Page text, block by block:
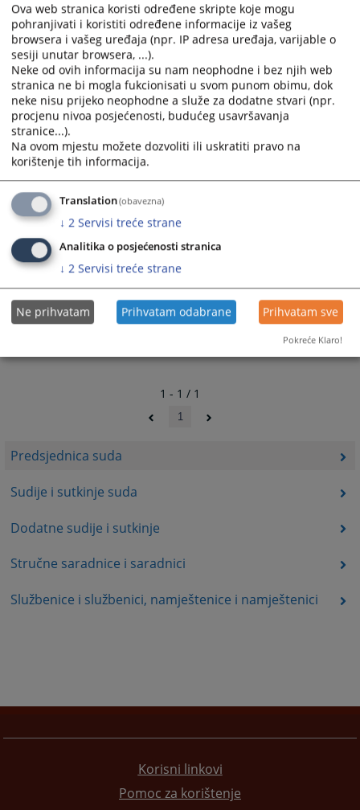
Predsjednica suda
Sudije i sutkinje suda
Dodatne sudije i sutkinje
Stručne saradnice i saradnici
Službenice i službenici, namještenice i namještenici
1 - 1 / 1
1
Korisni linkovi
Pomoc za korištenje
Ova web stranica koristi određene skripte koje mogu
pohranjivati i koristiti određene informacije iz vašeg
browsera i vašeg uređaja (npr. IP adresa uređaja, varijable o
sesiji unutar browsera, ...).
Neke od ovih informacija su nam neophodne i bez njih web
stranica ne bi mogla fukcionisati u svom punom obimu, dok
neke nisu prijeko neophodne a služe za dodatne stvari (npr.
procjenu nivoa posjećenosti, budućeg usavršavanja
stranice...).
Na ovom mjestu možete dozvoliti ili uskratiti pravo na
korištenje tih informacija.
Translation(obavezna)
↓ 2 Servisi treće strane
Analitika o posjećenosti stranica
↓ 2 Servisi treće strane
Ne prihvatam Prihvatam odabrane Prihvatam sve
Pokreće Klaro!